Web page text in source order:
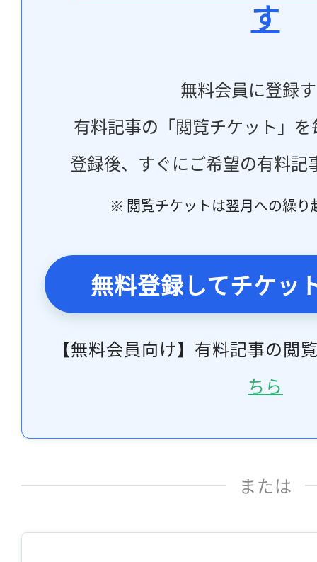
す
無料会員に登録
有料記事の「閲覧チケット」
登録後、すぐにご希望の有料記
※ 閲覧チケットは翌月への繰り
無料登録してチケッ
【無料会員向け】有料記事の閲
ちら
または